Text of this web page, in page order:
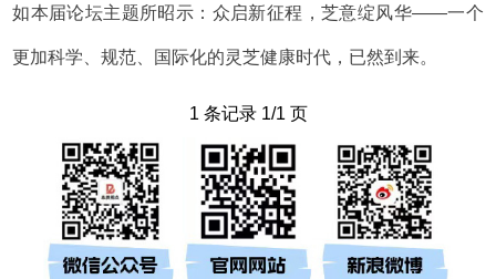
如本届论坛主题所昭示：众启新征程，芝意绽风华——一个
更加科学、规范、国际化的灵芝健康时代，已然到来。
1 条记录 1/1 页